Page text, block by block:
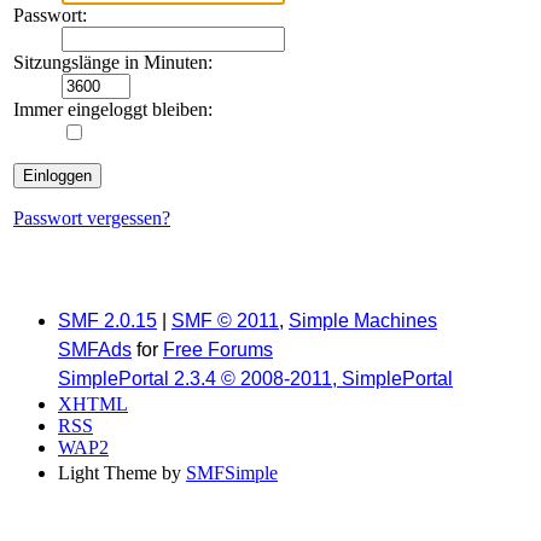
Passwort:
Sitzungslänge in Minuten:
Immer eingeloggt bleiben:
Passwort vergessen?
SMF 2.0.15 SMF © 2011, Simple Machines
SMFAds for Free Forums
SimplePortal 2.3.4 © 2008-2011, SimplePortal
XHTML
RSS
WAP2
Light Theme by SMFSimple